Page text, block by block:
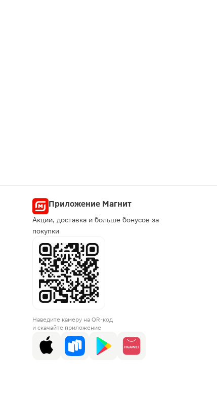
Приложение Магнит
Акции, доставка и больше бонусов за
покупки
Наведите камеру на QR-код
и скачайте приложение